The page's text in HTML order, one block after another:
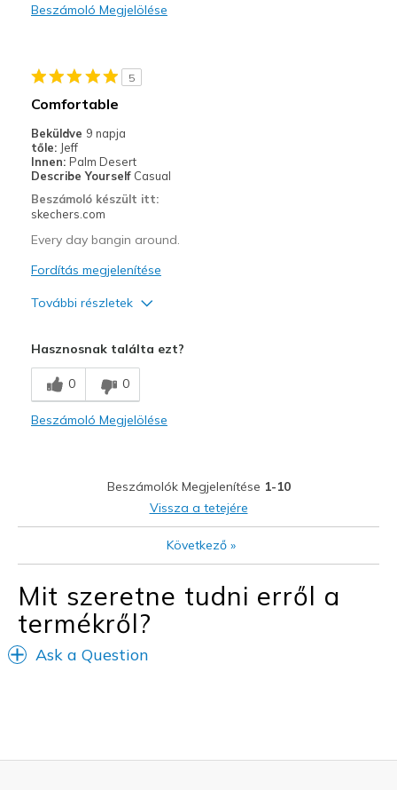
Width
Sizing
Feels true to size
View On Shoes
Shoes are for Wearing
Beszámoló Megjelölése
5
Comfortable
Beküldve 9 napja
tőle: Jeff
Innen: Palm Desert
Describe Yourself Casual
Beszámoló készült itt:
skechers.com
Every day bangin around.
Fordítás megjelenítése
További részletek
Kontra
Wear Out Quickly
Width
Feels true to width
Feels true to size
Hasznosnak találta ezt?
0 0
Beszámoló Megjelölése
Beszámolók Megjelenítése 1-10
Vissza a tetejére
Következő»
Mit szeretne tudni erről a
termékről?
Ask a Question